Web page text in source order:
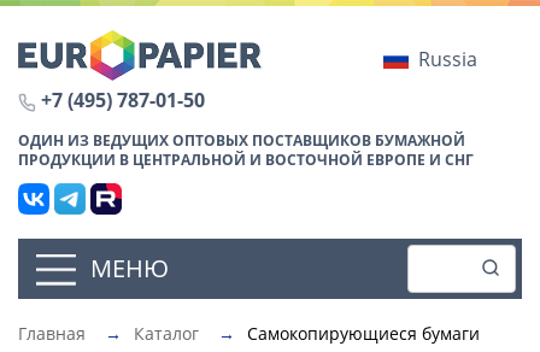
Russia
+7 (495) 787-01-50
ОДИН ИЗ ВЕДУЩИХ ОПТОВЫХ ПОСТАВЩИКОВ БУМАЖНОЙ
ПРОДУКЦИИ В ЦЕНТРАЛЬНОЙ И ВОСТОЧНОЙ ЕВРОПЕ И СНГ
МЕНЮ
Главная → Каталог → Самокопирующиеся бумаги